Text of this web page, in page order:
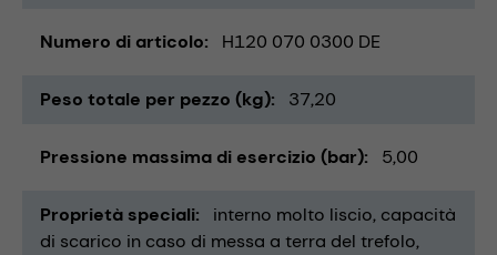
Numero di articolo H120 070 0300 DE
Peso totale per pezzo (kg) 37,20
Pressione massima di esercizio (bar) 5,00
Proprietà speciali interno molto liscio capacità
di scarico in caso di messa a terra del trefolo